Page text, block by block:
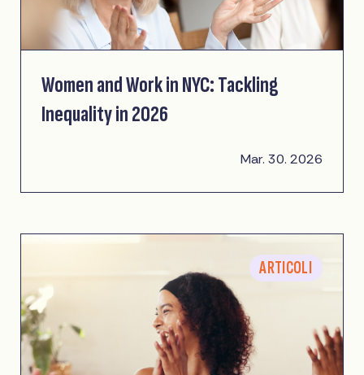
Women and Work in NYC: Tackling
Inequality in 2026
Mar. 30. 2026
ARTICOLI